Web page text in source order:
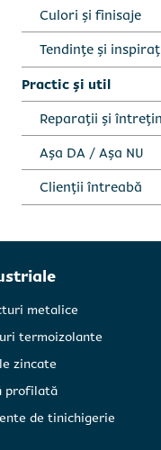
Culori și finisaje
Tendințe și
Practic și util
Reparații și
Așa DA / Așa NU
Clienții întreabă
metalice
termoizolante
zincate
profilată
de tinichigerie